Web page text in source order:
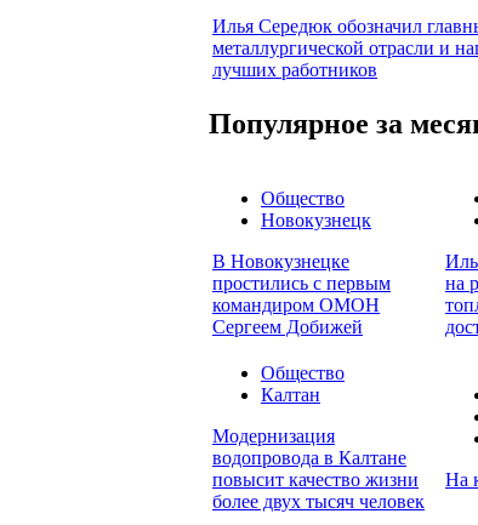
Илья Середюк обозначил
металлургической отрасли и
лучших работников
Популярное за
Общество
Новокузнецк
В Новокузнецке
простились с первым
командиром ОМОН
Сергеем Добижей
на
Общество
Калтан
Модернизация
водопровода в Калтане
повысит качество жизни
более двух тысяч человек
На